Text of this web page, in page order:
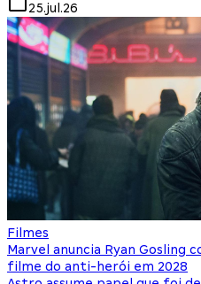
25.jul.26
Filmes
Marvel anuncia Ryan Gosling
filme do anti-herói em 2028